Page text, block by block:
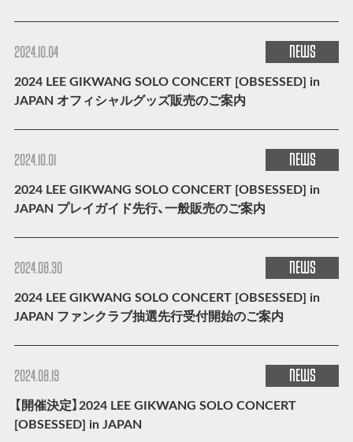
2024.10.04 NEWS
2024 LEE GIKWANG SOLO CONCERT [OBSESSED] in
JAPAN オフィシャルグッズ販売のご案内
2024.10.01 NEWS
2024 LEE GIKWANG SOLO CONCERT [OBSESSED] in
JAPAN プレイガイド先行、一般販売のご案内
2024.08.30 NEWS
2024 LEE GIKWANG SOLO CONCERT [OBSESSED] in
JAPAN ファンクラブ抽選先行受付開始のご案内
2024.08.19 NEWS
【開催決定】2024 LEE GIKWANG SOLO CONCERT
[OBSESSED] in JAPAN